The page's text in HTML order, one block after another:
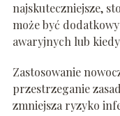
najskuteczniejsze,
może być
awaryjnych lub
Zastosowanie
przestrzeganie
zmniejsza ryzyko